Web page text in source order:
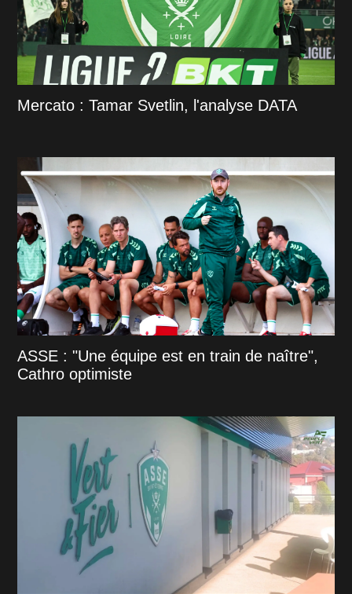
Mercato : Tamar Svetlin, l'analyse DATA
ASSE : "Une équipe est en train de naître",
Cathro optimiste